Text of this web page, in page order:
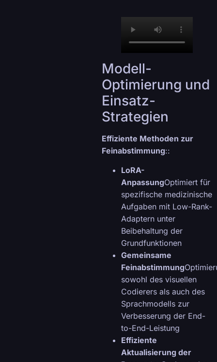
Modell-
Optimierung und
Einsatz-
Strategien
Effiziente Methoden zur
Feinabstimmung::
LoRA-
AnpassungOptimiert für
spezifische medizinische
Aufgaben mit Low-Rank-
Adaptern unter
Beibehaltung der
Grundfunktionen
Gemeinsame
Feinabstimmung
sowohl des visuellen
Codierers als auch des
Sprachmodells zur
Verbesserung der End-
to-End-Leistung
Effiziente
Aktualisierung der